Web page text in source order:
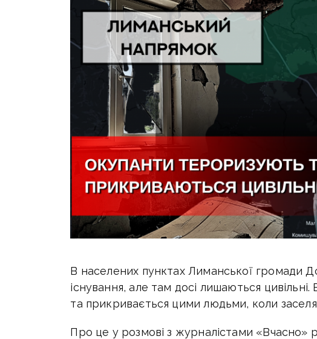
В населених пунктах Лиманської громади
існування, але там досі лишаються
та прикривається цими людьми, коли
Про це у розмові з журналістами «Вчасно»